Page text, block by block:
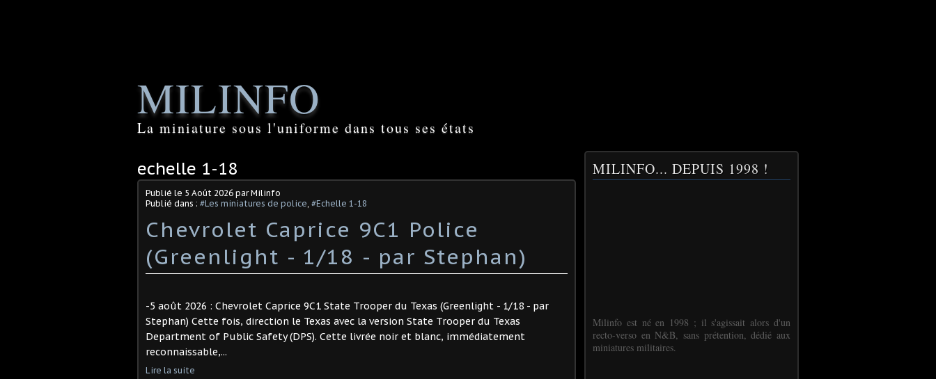
MILINFO
La miniature sous l'uniforme dans tous ses états
echelle 1-18
Publié le 5 Août 2026 par Milinfo
Publié dans : #Les miniatures de police, #Echelle 1-18
Chevrolet Caprice 9C1 Police
(Greenlight - 1/18 - par Stephan) ​
-5 août 2026 : Chevrolet Caprice 9C1 State Trooper du Texas (Greenlight - 1/18 - par
Stephan) Cette fois, direction le Texas avec la version State Trooper du Texas
Department of Public Safety (DPS). Cette livrée noir et blanc, immédiatement
reconnaissable,...
Lire la suite
MILINFO... DEPUIS 1998 !
Milinfo est né en 1998 ; il s'agissait alors d'un
recto-verso en N&B, sans prétention, dédié aux
miniatures militaires.